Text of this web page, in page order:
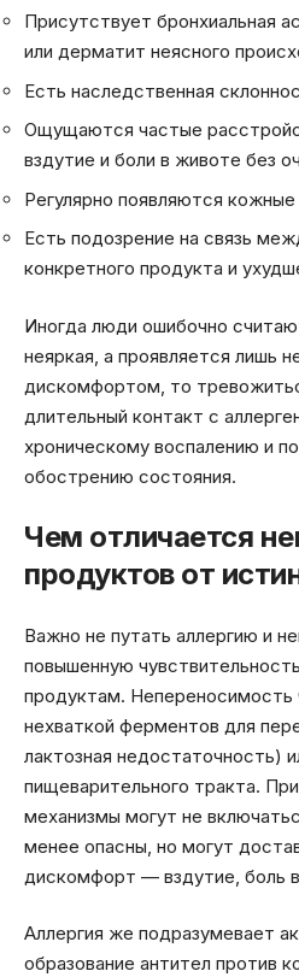
Присутствует бронхиальная
или дерматит неясного
Есть наследственная
Ощущаются частые
вздутие и боли в животе без
Регулярно появляются
Есть подозрение на связь
конкретного продукта и
Иногда люди ошибочно
неяркая, а проявляется лишь
дискомфортом, то
длительный контакт с
хроническому воспалению и
обострению состояния.
Чем отличается
продуктов от
Важно не путать аллергию и
повышенную
продуктам. Непереносимость
нехваткой ферментов для
лактозная недостаточность)
пищеварительного тракта.
механизмы могут не
менее опасны, но могут
дискомфорт — вздутие, боль
Аллергия же подразумевает
образование антител против